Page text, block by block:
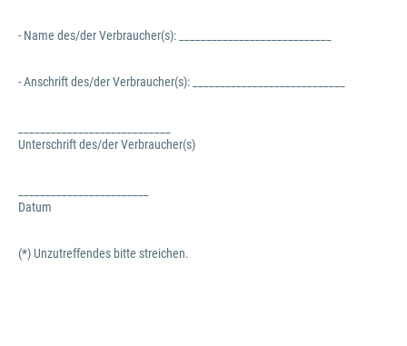
- Name des/der Verbraucher(s): ____________________________
- Anschrift des/der Verbraucher(s): ____________________________
Unterschrift des/der Verbraucher(s)
Datum
(*) Unzutreffendes bitte streichen.